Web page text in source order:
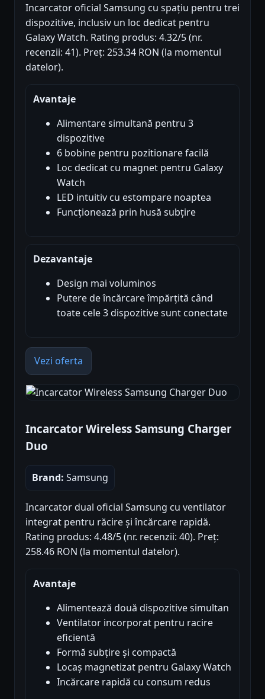
Incarcator oficial Samsung cu spațiu pentru trei
dispozitive, inclusiv un loc dedicat pentru
Galaxy Watch. Rating produs: 4.32/5 (nr.
recenzii: 41). Preț: 253.34 RON (la momentul
datelor).
Avantaje
Alimentare simultană pentru 3
dispozitive
6 bobine pentru pozitionare facilă
Loc dedicat cu magnet pentru Galaxy
Watch
LED intuitiv cu estompare noaptea
Funcționează prin husă subțire
Dezavantaje
Design mai voluminos
Putere de încărcare împărțită când
toate cele 3 dispozitive sunt conectate
Vezi oferta
Incarcator Wireless Samsung Charger
Duo
Brand: Samsung
Incarcator dual oficial Samsung cu ventilator
integrat pentru răcire și încărcare rapidă.
Rating produs: 4.48/5 (nr. recenzii: 40). Preț:
258.46 RON (la momentul datelor).
Avantaje
Alimentează două dispozitive simultan
Ventilator incorporat pentru racire
eficientă
Formă subțire și compactă
Locaș magnetizat pentru Galaxy Watch
Incărcare rapidă cu consum redus